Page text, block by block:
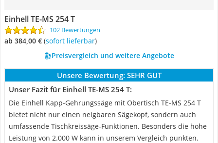
Einhell TE-MS 254 T
102 Bewertungen
ab 384,00 € ( Sofort lieferbar)
Preisvergleich und weitere Angebote
Unsere Bewertung: SEHR GUT
Unser Fazit für Einhell TE-MS 254 T:
Die Einhell Kapp-Gehrungssäge mit Obertisch TE-MS 254 T
bietet nicht nur einen neigbaren Sägekopf, sondern auch
umfassende Tischkreissäge-Funktionen. Besonders die hohe
Leistung von 2.000 W kann in unserem Vergleich punkten.